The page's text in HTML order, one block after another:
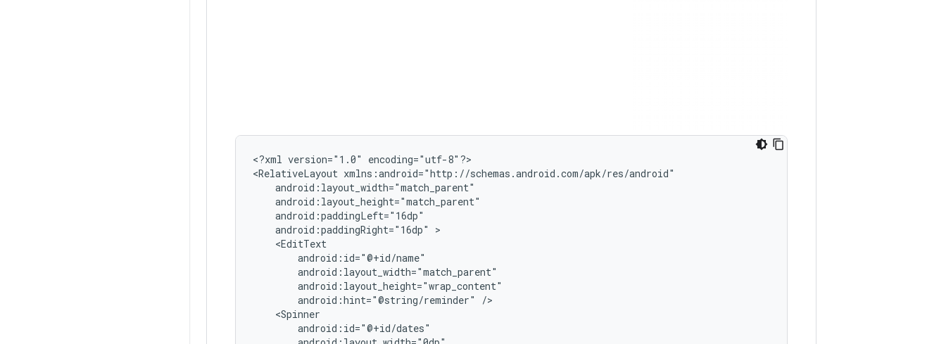
<?xml version="1.0"
encoding="utf-8"?>
<RelativeLayout
android:paddingRight="16dp"
android:hint="@string/reminder"